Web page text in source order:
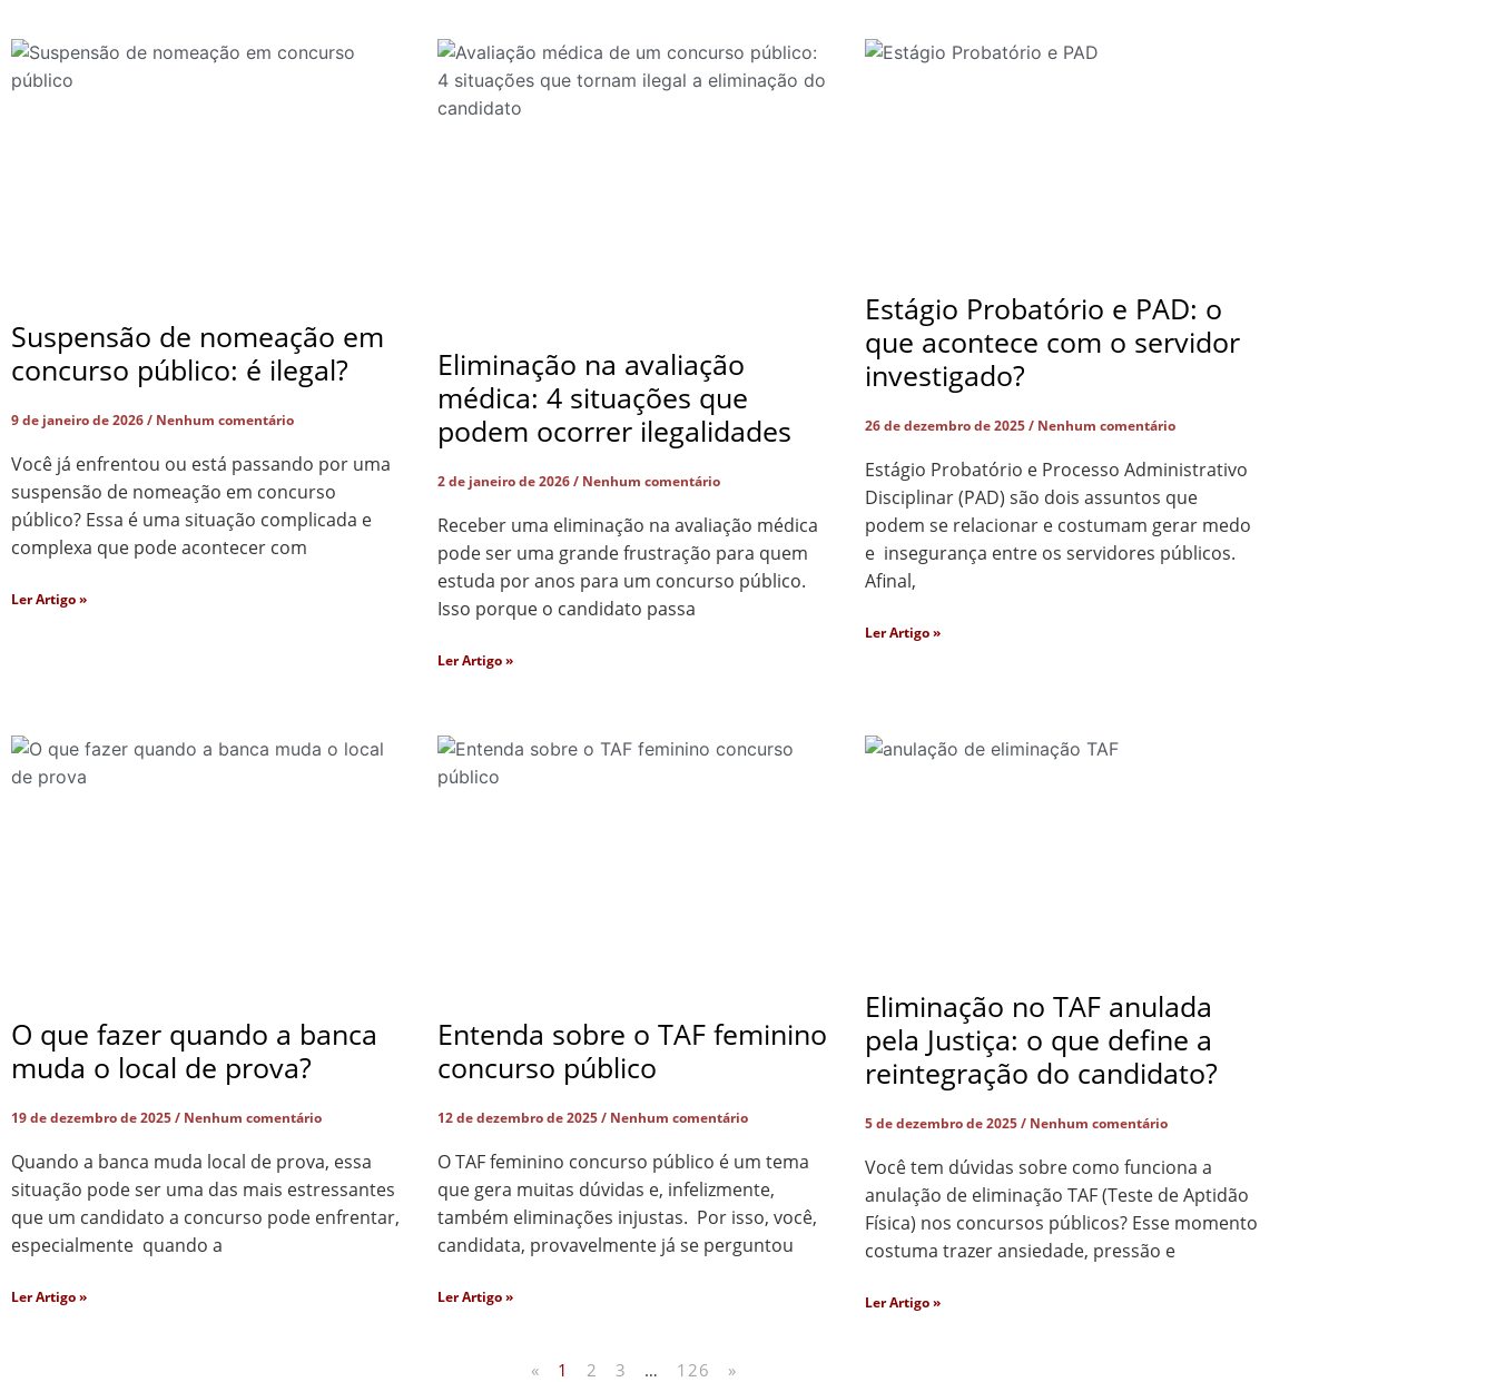
Suspensão de nomeação em
concurso público: é ilegal?
9 de janeiro de 2026 Nenhum comentário
Você já enfrentou ou está passando por uma
suspensão de nomeação em concurso
público? Essa é uma situação complicada e
complexa que pode acontecer com
Ler Artigo »
Eliminação na avaliação
médica: 4 situações que
podem ocorrer ilegalidades
2 de janeiro de 2026 Nenhum comentário
Receber uma eliminação na avaliação médica
pode ser uma grande frustração para quem
estuda por anos para um concurso público.
Isso porque o candidato passa
Ler Artigo »
Estágio Probatório e PAD: o
que acontece com o servidor
investigado?
26 de dezembro de 2025 Nenhum comentário
Estágio Probatório e Processo Administrativo
Disciplinar (PAD) são dois assuntos que
podem se relacionar e costumam gerar medo
e insegurança entre os servidores públicos.
Afinal,
Ler Artigo »
O que fazer quando a banca
muda o local de prova?
19 de dezembro de 2025 Nenhum comentário
Quando a banca muda local de prova, essa
situação pode ser uma das mais estressantes
que um candidato a concurso pode enfrentar,
especialmente quando a
Ler Artigo »
Entenda sobre o TAF feminino
concurso público
12 de dezembro de 2025 Nenhum comentário
O TAF feminino concurso público é um tema
que gera muitas dúvidas e, infelizmente,
também eliminações injustas. Por isso, você,
candidata, provavelmente já se perguntou
Ler Artigo »
Eliminação no TAF anulada
pela Justiça: o que define a
reintegração do candidato?
5 de dezembro de 2025 Nenhum comentário
Você tem dúvidas sobre como funciona a
anulação de eliminação TAF (Teste de Aptidão
Física) nos concursos públicos? Esse momento
costuma trazer ansiedade, pressão e
Ler Artigo »
« 1 2 3 … 126 »